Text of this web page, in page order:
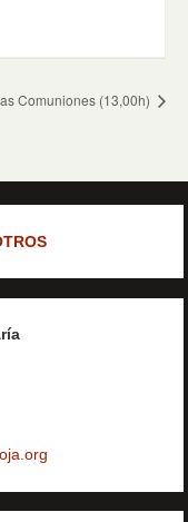
Comuniones (13,00h)